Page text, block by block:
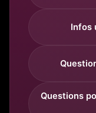
Infos
Questions